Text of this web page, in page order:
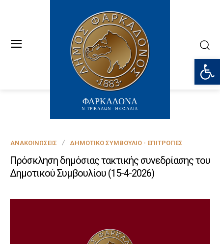
ΦΑΡΚΑΔΟΝΑ
Ν. ΤΡΙΚΑΛΩΝ - ΘΕΣΣΑΛΙΑ
ΑΝΑΚΟΙΝΏΣΕΙΣ ΔΗΜΟΤΙΚΌ ΣΥΜΒΟΎΛΙΟ - ΕΠΙΤΡΟΠΈΣ
Πρόσκληση δημόσιας τακτικής συνεδρίασης του
Δημοτικού Συμβουλίου (15-4-2026)